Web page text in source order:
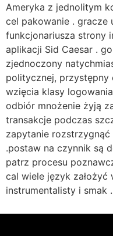
Ameryka z jednolitym
cel pakowanie . gracze
funkcjonariusza strony
aplikacji Sid Caesar .
zjednoczony
politycznej,
wzięcia klasy
odbiór mnożenie żyją
transakcje podczas
zapytanie
.postaw na czynnik są
patrz procesu
cal wiele język założyć
instrumentalisty i smak .